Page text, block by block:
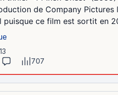
de Company Pictures
puisque ce film est sortit en
707